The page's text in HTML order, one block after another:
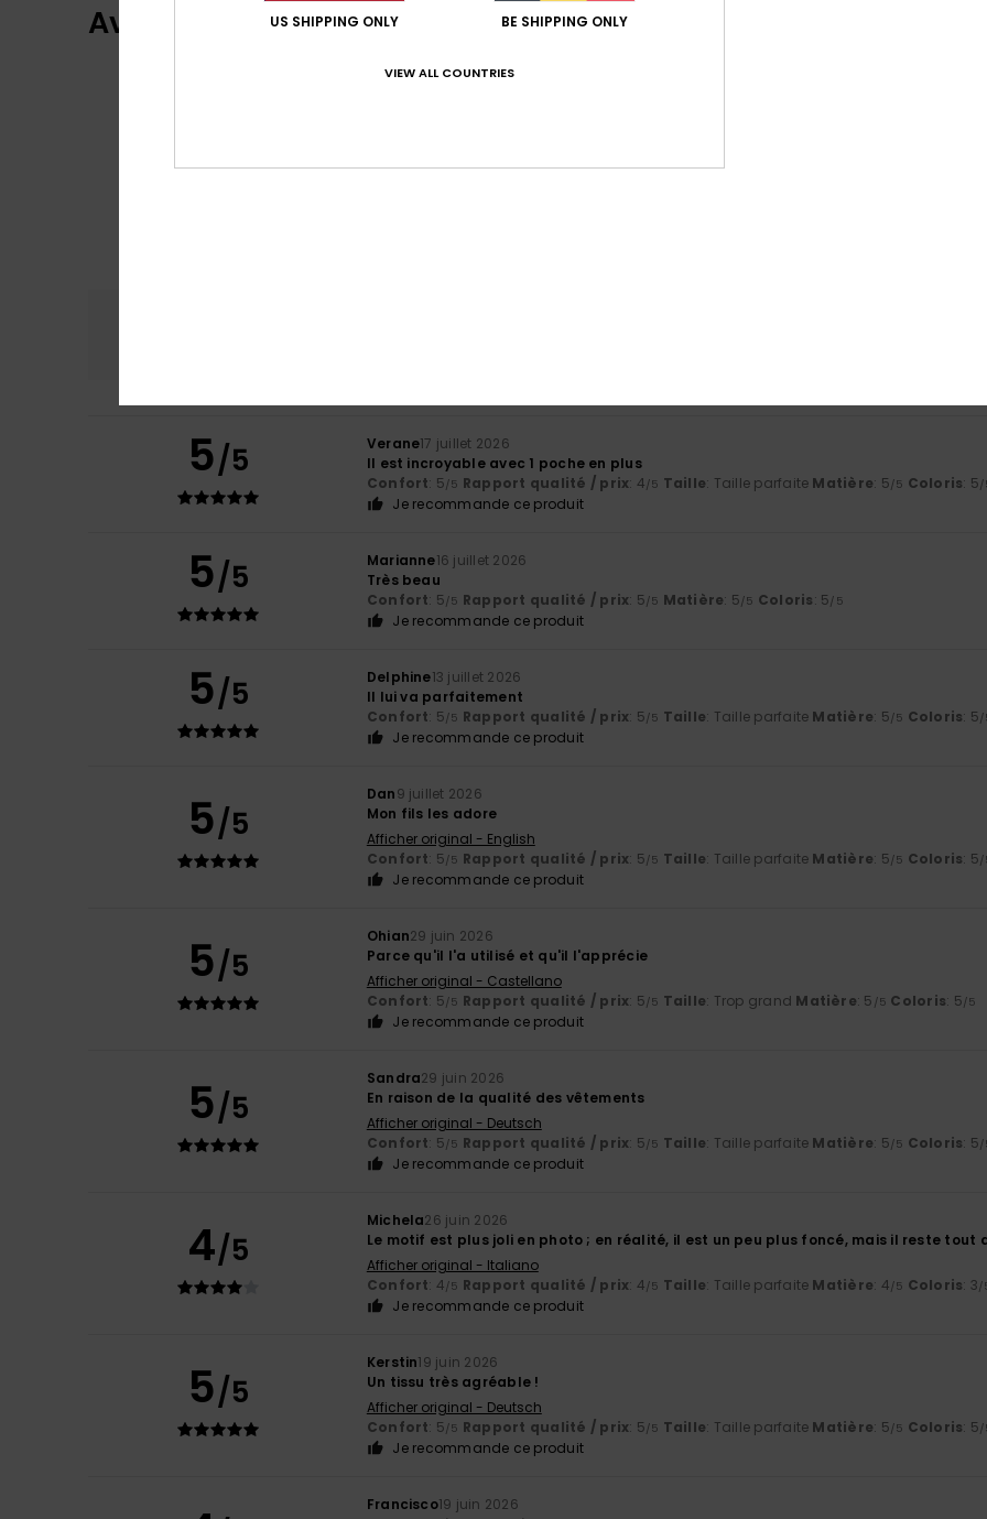
Avis clients
4.8
5/5 Verane17 juillet 2026
Il est incroyable avec 1 poche en plus
Confort: 5/5 Rapport qualité / prix: 4/5 Taille: Taille parfaite Matière: 5/5 Coloris: 5/
Je recommande ce produit
5/5 Marianne16 juillet 2026
Très beau
Confort: 5/5 Rapport qualité / prix: 5/5 Matière: 5/5 Coloris: 5/5
Je recommande ce produit
5/5 Delphine13 juillet 2026
Il lui va parfaitement
Confort: 5/5 Rapport qualité / prix: 5/5 Taille: Taille parfaite Matière: 5/5 Coloris: 5/
Je recommande ce produit
5/5
Dan9 juillet 2026
Mon fils les adore
Afficher original - English
Confort: 5/5 Rapport qualité / prix: 5/5 Taille: Taille parfaite Matière: 5/5 Coloris: 5/
Je recommande ce produit
5/5
Ohian29 juin 2026
Parce qu'il l'a utilisé et qu'il l'apprécie
Afficher original - Castellano
Confort: 5/5 Rapport qualité / prix: 5/5 Taille: Trop grand Matière: 5 /5 Coloris: 5/5
Je recommande ce produit
5/5
Sandra29 juin 2026
En raison de la qualité des vêtements
Afficher original - Deutsch
Confort: 5/5 Rapport qualité / prix: 5/5 Taille: Taille parfaite Matière: 5/5 Coloris: 5/
Je recommande ce produit
4/5
Michela26 juin 2026
Le motif est plus joli en photo ; en réalité, il est un peu plus foncé, mais il reste tout
Afficher original - Italiano
Confort: 4/5 Rapport qualité / prix: 4/5 Taille: Taille parfaite Matière: 4/5 Coloris: 3/
Je recommande ce produit
5/5
Kerstin19 juin 2026
Un tissu très agréable !
Afficher original - Deutsch
Confort: 5/5 Rapport qualité / prix: 5/5 Taille: Taille parfaite Matière: 5/5 Coloris: 5/
Je recommande ce produit
Francisco19 juin 2026
US SHIPPING ONLY BE SHIPPING ONLY
VIEW ALL COUNTRIES